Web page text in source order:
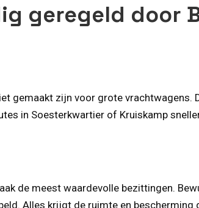
geregeld door
gemaakt zijn voor grote vrachtwagens.
in Soesterkwartier of Kruiskamp
de meest waardevolle bezittingen.
Alles krijgt de ruimte en bescherming